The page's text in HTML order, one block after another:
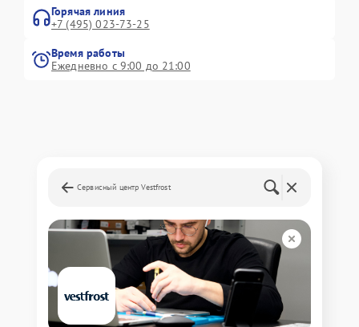
Горячая линия
+7 (495) 023-73-25
Время работы
Ежедневно с 9:00 до 21:00
Сервисный центр Vestfrost